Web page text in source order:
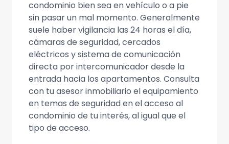
condominio bien sea en vehículo o a pie
sin pasar un mal momento. Generalmente
suele haber vigilancia las 24 horas el día,
cámaras de seguridad, cercados
eléctricos y sistema de comunicación
directa por intercomunicador desde la
entrada hacia los apartamentos. Consulta
con tu asesor inmobiliario el equipamiento
en temas de seguridad en el acceso al
condominio de tu interés, al igual que el
tipo de acceso.